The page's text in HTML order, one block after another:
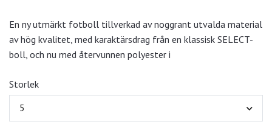
En ny utmärkt fotboll tillverkad av noggrant utvalda material
av hög kvalitet, med karaktärsdrag från en klassisk SELECT-
boll, och nu med återvunnen polyester i
Storlek
5